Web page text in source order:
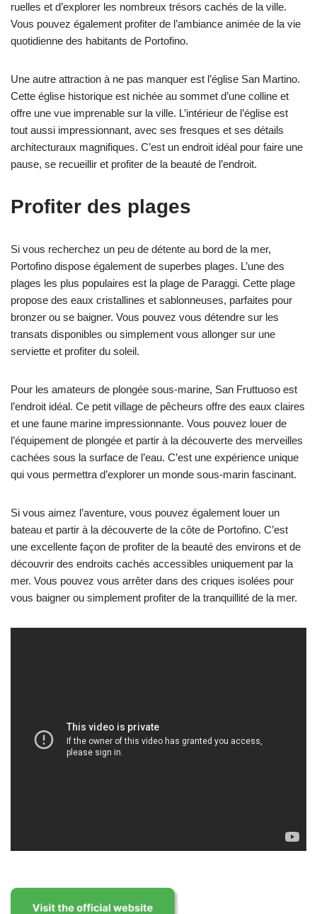
ruelles et d’explorer les nombreux trésors cachés de la ville.
Vous pouvez également profiter de l’ambiance animée de la vie
quotidienne des habitants de Portofino.
Une autre attraction à ne pas manquer est l’église San Martino.
Cette église historique est nichée au sommet d’une colline et
offre une vue imprenable sur la ville. L’intérieur de l’église est
tout aussi impressionnant, avec ses fresques et ses détails
architecturaux magnifiques. C’est un endroit idéal pour faire une
pause, se recueillir et profiter de la beauté de l’endroit.
Profiter des plages
Si vous recherchez un peu de détente au bord de la mer,
Portofino dispose également de superbes plages. L’une des
plages les plus populaires est la plage de Paraggi. Cette plage
propose des eaux cristallines et sablonneuses, parfaites pour
bronzer ou se baigner. Vous pouvez vous détendre sur les
transats disponibles ou simplement vous allonger sur une
serviette et profiter du soleil.
Pour les amateurs de plongée sous-marine, San Fruttuoso est
l’endroit idéal. Ce petit village de pêcheurs offre des eaux claires
et une faune marine impressionnante. Vous pouvez louer de
l’équipement de plongée et partir à la découverte des merveilles
cachées sous la surface de l’eau. C’est une expérience unique
qui vous permettra d’explorer un monde sous-marin fascinant.
Si vous aimez l’aventure, vous pouvez également louer un
bateau et partir à la découverte de la côte de Portofino. C’est
une excellente façon de profiter de la beauté des environs et de
découvrir des endroits cachés accessibles uniquement par la
mer. Vous pouvez vous arrêter dans des criques isolées pour
vous baigner ou simplement profiter de la tranquillité de la mer.